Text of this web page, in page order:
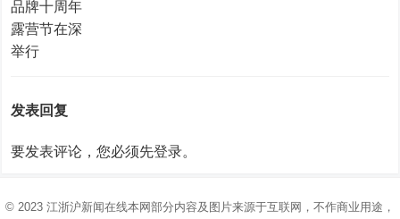
发表回复
要发表评论，您必须先登录。
© 2023 江浙沪新闻在线本网部分内容及图片来源于互联网，不作商业用途，